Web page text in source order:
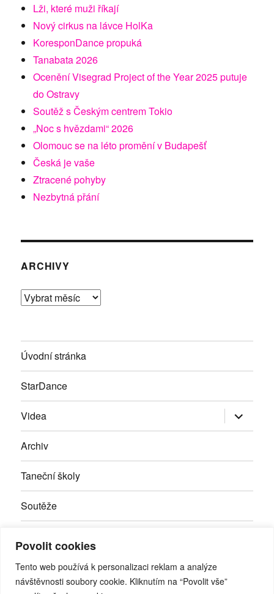
Povolit cookies
Tento web používá k personalizaci reklam a analýze
návštěvnosti soubory cookie. Kliknutím na “Povolit vše”
Lži, které muži říkají
Nový cirkus na lávce HolKa
KoresponDance propuká
Tanabata 2026
Ocenění Visegrad Project of the Year 2025 putuje
do Ostravy
Soutěž s Českým centrem Tokio
„Noc s hvězdami“ 2026
Olomouc se na léto promění v Budapešť
Česká je vaše
Ztracené pohyby
Nezbytná přání
ARCHIVY
Archivy
Úvodní stránka
StarDance
Videa Zobrazit
položky
Archiv
Taneční školy
Soutěže
Kontakty